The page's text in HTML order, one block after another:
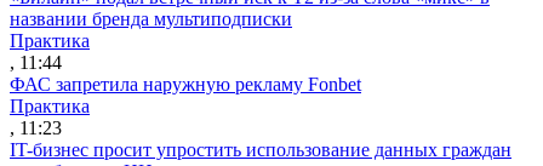
названии бренда мультиподписки
Практика
, 11:44
ФАС запретила наружную рекламу Fonbet
Практика
, 11:23
IT-бизнес просит упростить использование данных граждан